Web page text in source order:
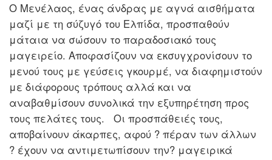
Ο Μενέλαος, ένας άνδρας με αγνά αισθήματα
μαζί με τη σύζυγό του Ελπίδα, προσπαθούν
μάταια να σώσουν το παραδοσιακό τους
μαγειρείο. Αποφασίζουν να εκσυγχρονίσουν το
μενού τους με γεύσεις γκουρμέ, να διαφημιστούν
με διάφορους τρόπους αλλά και να
αναβαθμίσουν συνολικά την εξυπηρέτηση προς
τους πελάτες τους. Οι προσπάθειές τους,
αποβαίνουν άκαρπες, αφού ? πέραν των άλλων
? έχουν να αντιμετωπίσουν την? μαγειρικά